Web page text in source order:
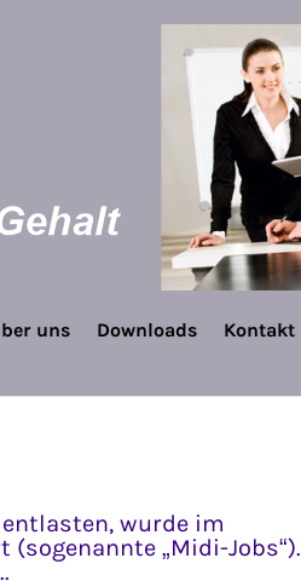
uns Downloads Kontakt
wurde im
(sogenannte „Midi-Jobs“).